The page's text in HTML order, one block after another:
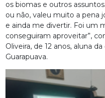
os biomas e outros
ou não, valeu muito a pena
e ainda me divertir. Foi um
conseguiram aproveitar”,
Oliveira, de 12 anos, aluna
Guarapuava.